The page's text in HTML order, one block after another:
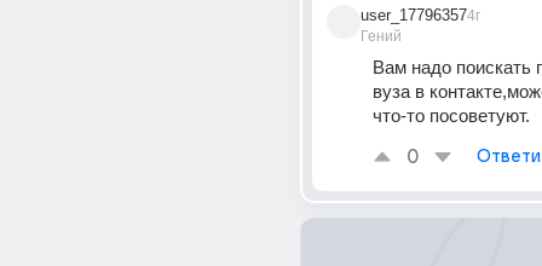
user_17796357
Гений
4г
Вам надо поискать
вуза в
что-то посоветуют.
0